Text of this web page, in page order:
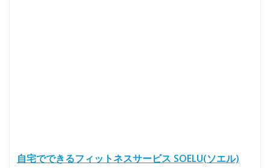
自宅でできるフィットネスサービス SOELU(ソエル)